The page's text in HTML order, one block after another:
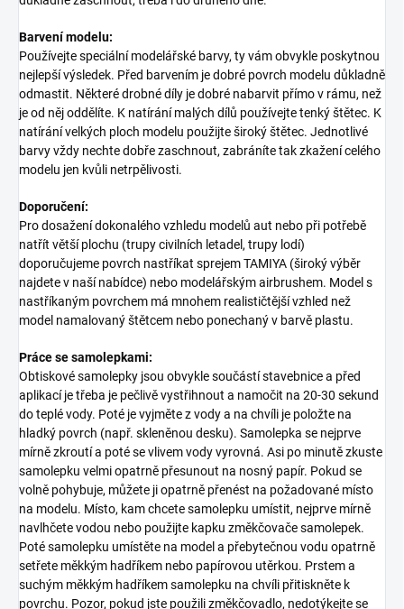
Barvení modelu:
Používejte speciální modelářské barvy, ty vám obvykle poskytnou
nejlepší výsledek. Před barvením je dobré povrch modelu důkladně
odmastit. Některé drobné díly je dobré nabarvit přímo v rámu, než
je od něj oddělíte. K natírání malých dílů používejte tenký štětec. K
natírání velkých ploch modelu použijte široký štětec. Jednotlivé
barvy vždy nechte dobře zaschnout, zabráníte tak zkažení celého
modelu jen kvůli netrpělivosti.
Doporučení:
Pro dosažení dokonalého vzhledu modelů aut nebo při potřebě
natřít větší plochu (trupy civilních letadel, trupy lodí)
doporučujeme povrch nastříkat sprejem TAMIYA (široký výběr
najdete v naší nabídce) nebo modelářským airbrushem. Model s
nastříkaným povrchem má mnohem realističtější vzhled než
model namalovaný štětcem nebo ponechaný v barvě plastu.
Práce se samolepkami:
Obtiskové samolepky jsou obvykle součástí stavebnice a před
aplikací je třeba je pečlivě vystřihnout a namočit na 20-30 sekund
do teplé vody. Poté je vyjměte z vody a na chvíli je položte na
hladký povrch (např. skleněnou desku). Samolepka se nejprve
mírně zkroutí a poté se vlivem vody vyrovná. Asi po minutě zkuste
samolepku velmi opatrně přesunout na nosný papír. Pokud se
volně pohybuje, můžete ji opatrně přenést na požadované místo
na modelu. Místo, kam chcete samolepku umístit, nejprve mírně
navlhčete vodou nebo použijte kapku změkčovače samolepek.
Poté samolepku umístěte na model a přebytečnou vodu opatrně
setřete měkkým hadříkem nebo papírovou utěrkou. Prstem a
suchým měkkým hadříkem samolepku na chvíli přitiskněte k
povrchu. Pozor, pokud jste použili změkčovadlo, nedotýkejte se